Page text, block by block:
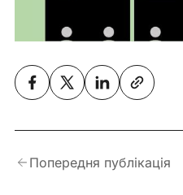
Попередня публікація